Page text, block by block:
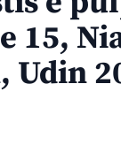
15,
Udin